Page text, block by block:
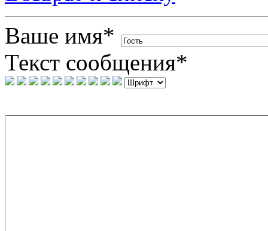
Ваше имя*
Текст сообщения*